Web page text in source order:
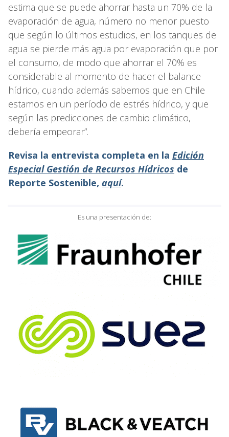
estima que se puede ahorrar hasta un 70% de la
evaporación de agua, número no menor puesto
que según lo últimos estudios, en los tanques de
agua se pierde más agua por evaporación que por
el consumo, de modo que ahorrar el 70% es
considerable al momento de hacer el balance
hídrico, cuando además sabemos que en Chile
estamos en un período de estrés hídrico, y que
según las predicciones de cambio climático,
debería empeorar”.
Revisa la entrevista completa en la Edición
Especial Gestión de Recursos Hídricos de
Reporte Sostenible, aquí.
Es una presentación de: